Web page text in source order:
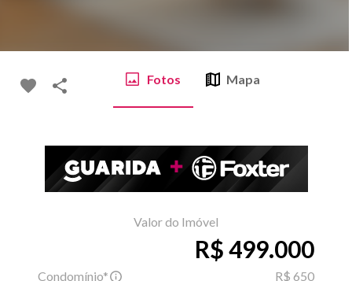
Fotos Mapa
Valor do Imóvel
R$ 499.000
Condomínio* R$ 650